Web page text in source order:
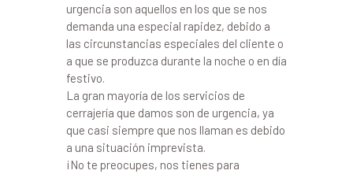
urgencia son aquellos en los que se nos
demanda una especial rapidez, debido a
las circunstancias especiales del cliente o
a que se produzca durante la noche o en día
festivo.
La gran mayoría de los servicios de
cerrajería que damos son de urgencia, ya
que casi siempre que nos llaman es debido
a una situación imprevista.
¡No te preocupes, nos tienes para